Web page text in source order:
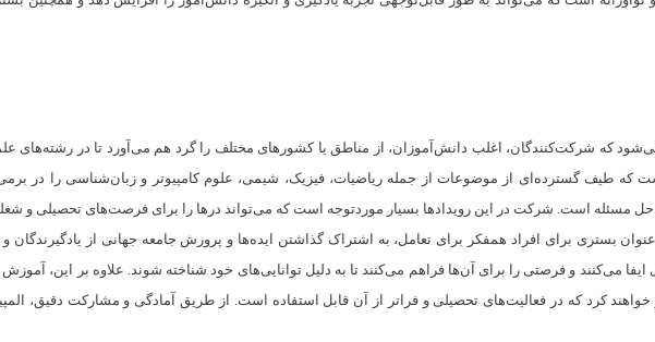
می‌شود که شرکت‌کنندگان، اغلب دانش‌آموزان، از مناطق یا کشورهای مختلف را گرد هم می‌آورد تا در
طیف گسترده‌ای از موضوعات از جمله ریاضیات، فیزیک، شیمی، علوم کامپیوتر و زبان‌شناسی را در
مسئله است. شرکت در این رویدادها بسیار موردتوجه است که می‌تواند درها را برای فرصت‌های تحصیلی و
بستری برای افراد همفکر برای تعامل، به اشتراک گذاشتن ایده‌ها و پرورش جامعه جهانی از
می‌کنند و فرصتی را برای آن‌ها فراهم می‌کنند تا به دلیل توانایی‌های خود شناخته شوند. علاوه بر این،
کرد که در فعالیت‌های تحصیلی و فراتر از آن قابل استفاده است. از طریق آمادگی و مشارکت دقیق،